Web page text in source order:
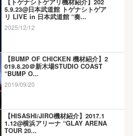
【トゲナシトゲアリ機材紹介】202
5.9.23@日本武道館 トゲナシトゲア
リ LIVE in 日本武道館 “奏...
2025/12/12
【BUMP OF CHICKEN 機材紹介】2
019.8.20＠新木場STUDIO COAST
“BUMP O...
2019/09/20
【HISASHI/JIRO機材紹介】2017.1
1.12@横浜アリーナ “GLAY ARENA
TOUR 20...